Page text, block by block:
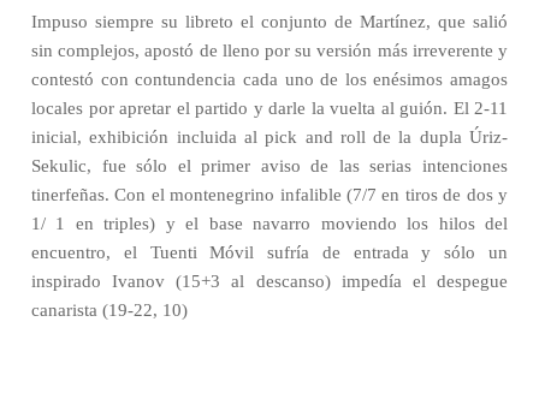
Impuso siempre su libreto el conjunto de Martínez, que salió
sin complejos, apostó de lleno por su versión más irreverente y
contestó con contundencia cada uno de los enésimos amagos
locales por apretar el partido y darle la vuelta al guión. El 2-11
inicial, exhibición incluida al pick and roll de la dupla Úriz-
Sekulic, fue sólo el primer aviso de las serias intenciones
tinerfeñas. Con el montenegrino infalible (7/7 en tiros de dos y
1/ 1 en triples) y el base navarro moviendo los hilos del
encuentro, el Tuenti Móvil sufría de entrada y sólo un
inspirado Ivanov (15+3 al descanso) impedía el despegue
canarista (19-22, 10)